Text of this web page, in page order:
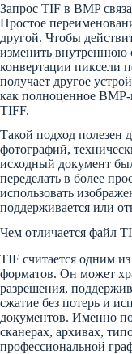
Запрос TIF в BMP
Простое
другой. Чтобы
изменить внутреннюю
конвертации пиксели
получает другое
как полноценное
TIFF.
Такой подход полезен
фотографий,
исходный документ
переделать в более
использовать
поддерживается или
Чем отличается файл
TIF считается одним
форматов. Он может
разрешения,
сжатие без потерь и
документов. Именно
сканерах, архивах,
профессиональной